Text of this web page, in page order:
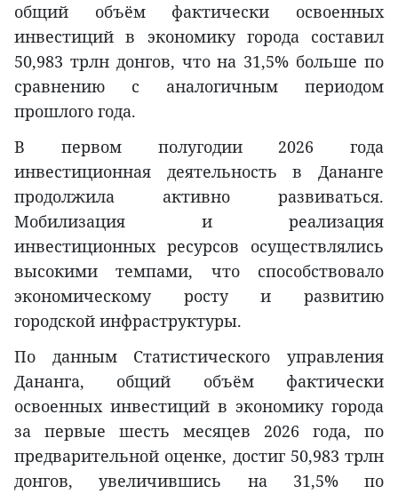
общий объём фактически освоенных
инвестиций в экономику города составил
50,983 трлн донгов, что на 31,5% больше по
сравнению с аналогичным периодом
прошлого года.
В первом полугодии 2026 года
инвестиционная деятельность в Дананге
продолжила активно развиваться.
Мобилизация и реализация
инвестиционных ресурсов осуществлялись
высокими темпами, что способствовало
экономическому росту и развитию
городской инфраструктуры.
По данным Статистического управления
Дананга, общий объём фактически
освоенных инвестиций в экономику города
за первые шесть месяцев 2026 года, по
предварительной оценке, достиг 50,983 трлн
донгов, увеличившись на 31,5% по